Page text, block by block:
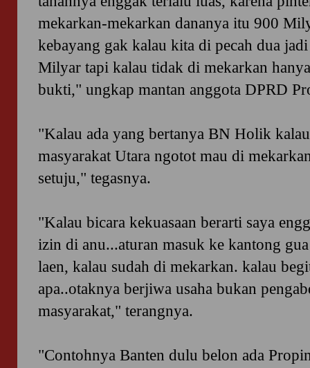
mekarkan-mekarkan dananya itu 900
kebayang gak kalau kita di pecah dua
Milyar tapi kalau tidak di mekarkan
bukti," ungkap mantan anggota DPRD
"Kalau ada yang bertanya BN Holik
masyarakat Utara ngotot mau di
setuju," tegasnya.
"Kalau bicara kekuasaan berarti saya
izin di anu...aturan masuk ke kantong
laen, kalau sudah di mekarkan. kalau
apa..otaknya berjiwa usaha bukan
masyarakat," terangnya.
"Contohnya Banten dulu belon ada